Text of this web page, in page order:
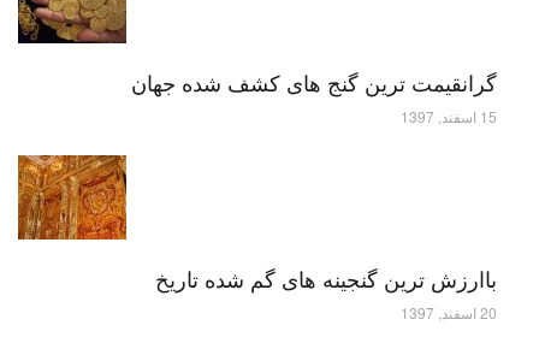
گرانقیمت ترین گنج های کشف شده جهان
15 اسفند, 1397
باارزش ترین گنجینه های گم شده تاریخ
20 اسفند, 1397